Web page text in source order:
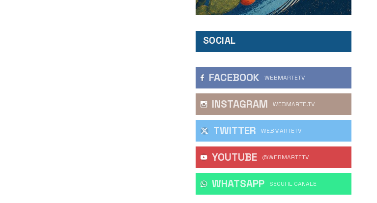
SOCIAL
FACEBOOK WEBMARTETV
INSTAGRAM WEBMARTE.TV
TWITTER WEBMARTETV
YOUTUBE @WEBMARTETV
WHATSAPP ‎SEGUI IL CANALE